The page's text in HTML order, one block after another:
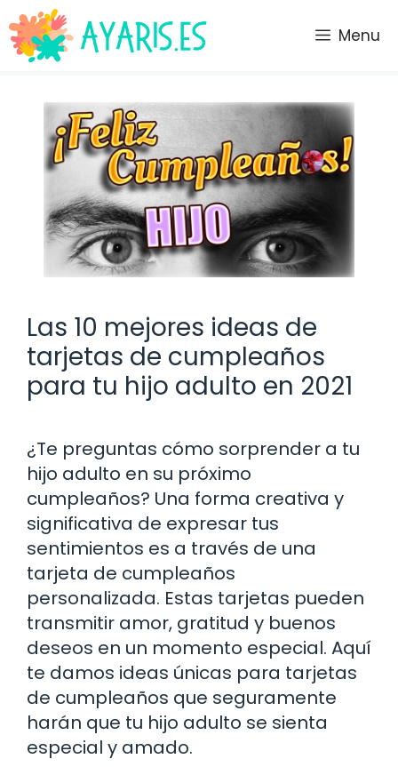
Saltar
al
contenido
Menu
Las 10 mejores ideas de
tarjetas de cumpleaños
para tu hijo adulto en 2021
¿Te preguntas cómo sorprender a tu
hijo adulto en su próximo
cumpleaños? Una forma creativa y
significativa de expresar tus
sentimientos es a través de una
tarjeta de cumpleaños
personalizada. Estas tarjetas pueden
transmitir amor, gratitud y buenos
deseos en un momento especial. Aquí
te damos ideas únicas para tarjetas
de cumpleaños que seguramente
harán que tu hijo adulto se sienta
especial y amado.